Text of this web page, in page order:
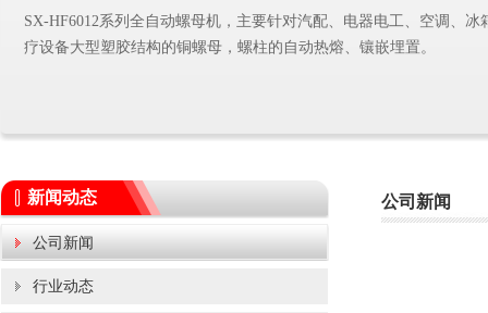
SX-HF6012系列全自动螺母机，主要针对汽配、电器电工、空调、冰
疗设备大型塑胶结构的铜螺母，螺柱的自动热熔、镶嵌埋置。
新闻动态
公司新闻
行业动态
公司新闻